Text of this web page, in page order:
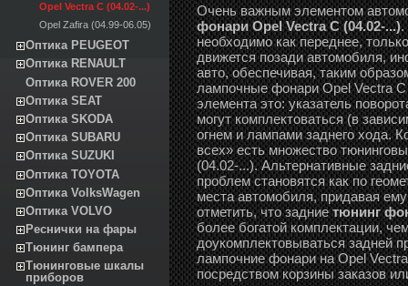
Opel Vectra C (04.02-...)
Opel Zafira (04.99-06.05)
Оптика PEUGEOT
Оптика RENAULT
Оптика ROVER 200
Оптика SEAT
Оптика SKODA
Оптика SUBARU
Оптика SUZUKI
Оптика TOYOTA
Оптика VolksWagen
Оптика VOLVO
Реснички на фары
Тюнинг бампера
Тюнинговые шкалы
приборов
Очень важным элементом
фонари Opel Vectra C (04.02-...).
необходимо как переднее,
движется позади автомобиля,
авто, обеспечивая, таким
лампочные фонари Opel Vectra
элемента это: указатель
могут комплектоваться (в
огнем и лампами заднего хода.
всех» есть множество
(04.02-...). Альтернативные
проблем становятся как по
места автомобиля, придавая
отметить, что задниетюнинг
более богатой комплектации,
доукомплектовываться задней
лампочние фонари на Opel
посредством корзины заказов